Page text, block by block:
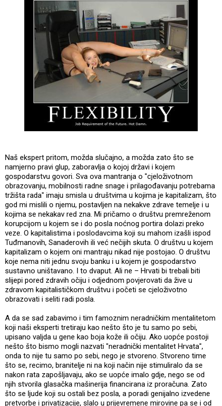
Naš ekspert pritom, možda slučajno, a možda zato što se
namjerno pravi glup, zaboravlja o kojoj državi i kojem
gospodarstvu govori. Sva ova mantranja o "cjeloživotnom
obrazovanju, mobilnosti radne snage i prilagođavanju potrebama
tržišta rada" imaju smisla u društvima u kojima je kapitalizam, što
god mi mislili o njemu, postavljen na nekakve zdrave temelje i u
kojima se nekakav red zna. Mi pričamo o društvu premreženom
korupcijom u kojem se i do posla noćnog portira dolazi preko
veze. O kapitalistima i poslodavcima koji su mahom izašli ispod
Tuđmanovih, Sanaderovih ili već nečijih skuta. O društvu u kojem
kapitalizam o kojem oni mantraju nikad nije postojao. O društvu
koje nema niti jednu svoju banku i u kojem je gospodarstvo
sustavno uništavano. I to dvaput. Ali ne – Hrvati bi trebali biti
slijepi pored zdravih očiju i odjednom povjerovati da žive u
zdravom kapitalističkom društvu i početi se cjeloživotno
obrazovati i seliti radi posla.
A da se sad zabavimo i tim famoznim neradničkim mentalitetom
koji naši eksperti tretiraju kao nešto što je tu samo po sebi,
upisano valjda u gene kao boja kože ili očiju. Ako uopće postoji
nešto što bismo mogli nazvati "neradnički mentalitet Hrvata",
onda to nije tu samo po sebi, nego je stvoreno. Stvoreno time
što se, recimo, branitelje ni na koji način nije stimuliralo da se
nakon rata zapošljavaju, ako se uopće imalo gdje, nego se od
njih stvorila glasačka mašinerija financirana iz proračuna. Zato
što se ljude koji su ostali bez posla, a poradi genijalno izvedene
pretvorbe i privatizacije, slalo u prijevremene mirovine pa se i od